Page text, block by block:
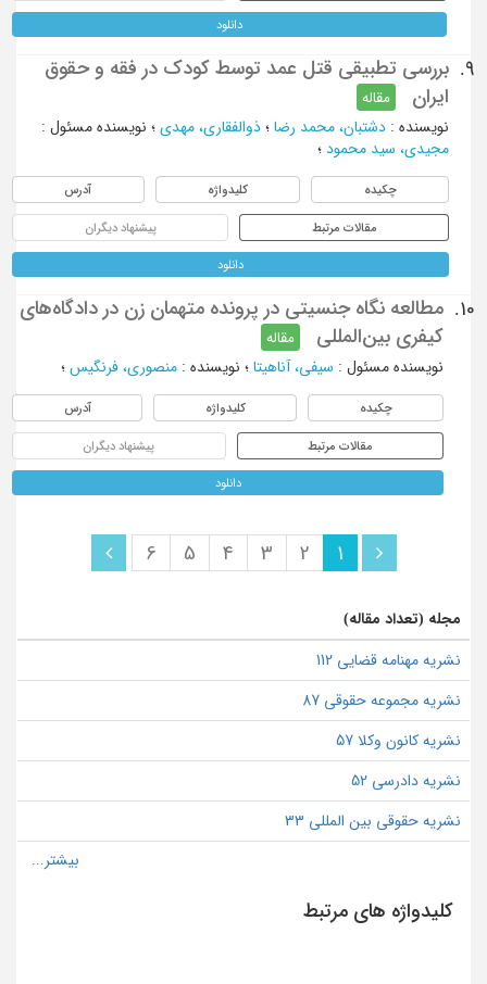
دانلود
9.
بررسی تطبیقی قتل عمد توسط کودک در فقه و حقوق
ایران
مقاله
نویسنده: دشتبان، محمد رضا؛ ذوالفقاری، مهدی؛ نویسنده مسئول :
مجیدی، سید محمود؛
چکیده کلیدواژه آدرس
مقالات مرتبط پیشنهاد دیگران
دانلود
10.
مطالعه نگاه جنسیتی در پرونده متهمان زن در دادگاه‌های
کیفری بین‌المللی
مقاله
نویسنده مسئول : سیفی، آناهیتا؛ نویسنده: منصوری، فرنگیس ؛
چکیده کلیدواژه آدرس
مقالات مرتبط پیشنهاد دیگران
دانلود
1
2
3
4
5
6
مجله (تعداد مقاله)
نشریه مهنامه قضایی 112
نشریه مجموعه حقوقی 87
نشریه کانون وکلا 57
نشریه دادرسی 52
نشریه حقوقی بین المللی 33
کلیدواژه های مرتبط